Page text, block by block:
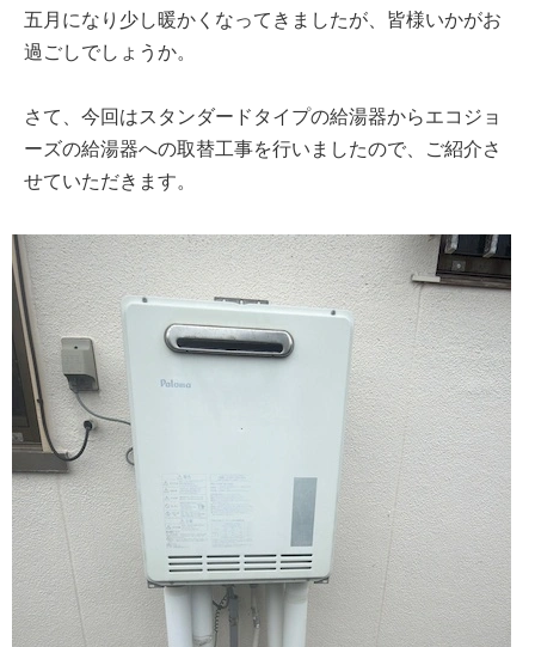
五月になり少し暖かくなってきましたが、皆様いかがお
過ごしでしょうか。
さて、今回はスタンダードタイプの給湯器からエコジョ
ーズの給湯器への取替工事を行いましたので、ご紹介さ
せていただきます。